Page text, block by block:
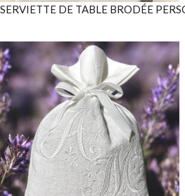
SERVIETTE DE TABLE BRODÉE